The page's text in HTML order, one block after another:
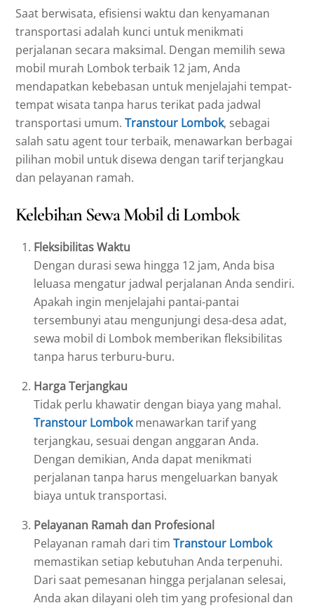
Saat berwisata, efisiensi waktu dan kenyamanan
transportasi adalah kunci untuk menikmati
perjalanan secara maksimal. Dengan memilih sewa
mobil murah Lombok terbaik 12 jam, Anda
mendapatkan kebebasan untuk menjelajahi tempat-
tempat wisata tanpa harus terikat pada jadwal
transportasi umum.Transtour Lombok, sebagai
salah satu agent tour terbaik, menawarkan berbagai
pilihan mobil untuk disewa dengan tarif terjangkau
dan pelayanan ramah.
Kelebihan Sewa Mobil di Lombok
Fleksibilitas Waktu
Dengan durasi sewa hingga 12 jam, Anda bisa
leluasa mengatur jadwal perjalanan Anda sendiri.
Apakah ingin menjelajahi pantai-pantai
tersembunyi atau mengunjungi desa-desa adat,
sewa mobil di Lombok memberikan fleksibilitas
tanpa harus terburu-buru.
Harga Terjangkau
Tidak perlu khawatir dengan biaya yang mahal.
Transtour Lombokmenawarkan tarif yang
terjangkau, sesuai dengan anggaran Anda.
Dengan demikian, Anda dapat menikmati
perjalanan tanpa harus mengeluarkan banyak
biaya untuk transportasi.
Pelayanan Ramah dan Profesional
Pelayanan ramah dari tim Transtour Lombok
memastikan setiap kebutuhan Anda terpenuhi.
Dari saat pemesanan hingga perjalanan selesai,
Anda akan dilayani oleh tim yang profesional dan